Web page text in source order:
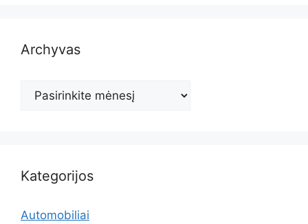
Archyvas
Archyvas
Kategorijos
Automobiliai